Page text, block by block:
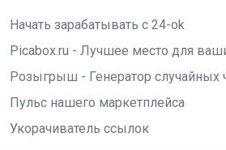
Начать зарабатывать с 24-ok
Picabox.ru - Лучшее место для
Розыгрыш - Генератор случайных
Пульс нашего маркетплейса
Укорачиватель ссылок